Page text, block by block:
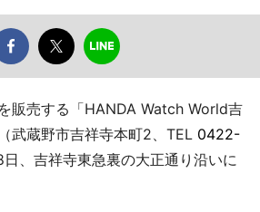
販売する「HANDA Watch World吉
武蔵野市吉祥寺本町2、TEL 0422-
日、吉祥寺東急裏の大正通り沿いに